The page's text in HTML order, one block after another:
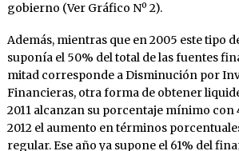
gobierno (Ver Gráfico Nº 2).
Además, mientras que en 2005 este tipo
suponía el 50% del total de las fuentes
mitad corresponde a Disminución por
Financieras, otra forma de obtener
2011 alcanzan su porcentaje mínimo con
2012 el aumento en términos
regular. Ese año ya supone el 61% del